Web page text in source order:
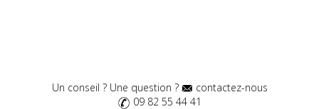
Un conseil ? Une question ?
contactez-nous
09 82 55 44 41